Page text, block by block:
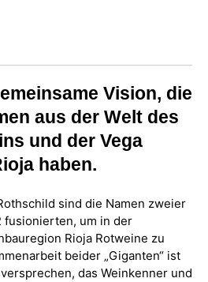
Vision, die
aus der Welt des
und der Vega
haben.
sind die Namen zweier
fusionierten, um in der
Rioja Rotweine zu
beider „Giganten“ ist
das Weinkenner und